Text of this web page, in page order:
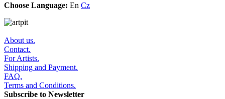
Choose Language: En Cz
About us.
Contact.
For Artists.
Shipping and Payment.
FAQ.
Terms and Conditions.
Subscribe to Newsletter